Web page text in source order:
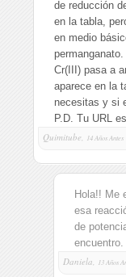
de reducción
en la tabla,
en medio
Cr(III) pasa a
aparece en la
necesitas y si
P.D. Tu URL
Quimitube,
14 Años Antes
Hola!! Me
esa
de
Daniela,
13 Años